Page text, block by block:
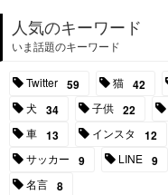
人気のキーワード
いま話題のキーワード
Twitter 59 猫 42
犬 34 子供 22
車 13 インスタ 12
サッカー 9 LINE 9
名言 8